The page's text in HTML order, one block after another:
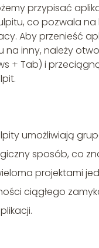
przypisać
co pozwala na
Aby przenieść
na inny, należy
+ Tab) i
umożliwiają
sposób, co
projektami
ciągłego